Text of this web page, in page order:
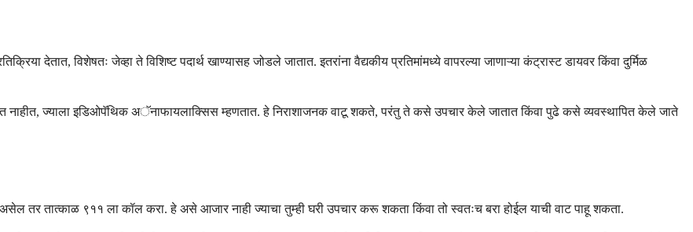
देतात, विशेषतः जेव्हा ते विशिष्ट पदार्थ खाण्यासह जोडले जातात. इतरांना वैद्यकीय प्रतिमांमध्ये वापरल्या जाणाऱ्या कंट्रास्ट डायवर किंवा दुर्मिळ
ज्याला इडिओपॅथिक अॅनाफायलाक्सिस म्हणतात. हे निराशाजनक वाटू शकते, परंतु ते कसे उपचार केले जातात किंवा पुढे कसे व्यवस्थापित केले जाते
तर तात्काळ ९११ ला कॉल करा. हे असे आजार नाही ज्याचा तुम्ही घरी उपचार करू शकता किंवा तो स्वतःच बरा होईल याची वाट पाहू शकता.